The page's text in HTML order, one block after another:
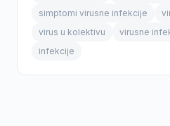
simptomi virusne infekcije
virus u kolektivu
virusne
infekcije